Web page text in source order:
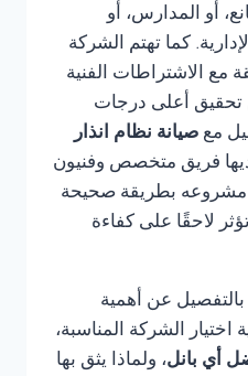
أو المدارس، أو
كما تهتم الشركة
مع الاشتراطات الفنية
تحقيق أعلى درجات
مع صيانة نظام انذار
فريق متخصص وفنيون
مشروعه بطريقة صحيحة
لاحقًا على كفاءة
عن أهمية
اختيار الشركة المناسبة،
أي بانل، ولماذا يثق بها